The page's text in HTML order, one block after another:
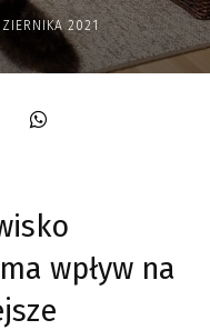
2021
wpływ na